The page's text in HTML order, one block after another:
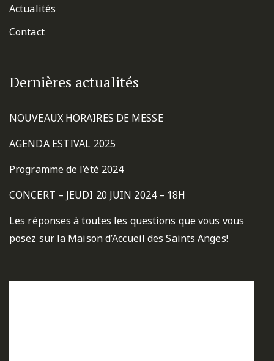
Actualités
Contact
Dernières actualités
NOUVEAUX HORAIRES DE MESSE
AGENDA ESTIVAL 2025
Programme de l’été 2024
CONCERT – JEUDI 20 JUIN 2024 – 18H
Les réponses à toutes les questions que vous vous
posez sur la Maison d’Accueil des Saints Anges!